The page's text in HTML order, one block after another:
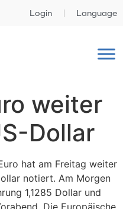
Login Language
weiter
Dollar
hat am Freitag weiter
notiert. Am Morgen
1,1285 Dollar und